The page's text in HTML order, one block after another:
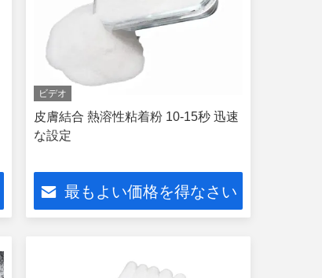
ビデオ
皮膚結合 熱溶性粘着粉 10-15秒 迅速
な設定
最もよい価格を得なさい